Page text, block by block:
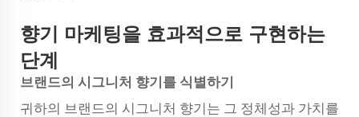
향기 마케팅을 효과적으로 구현하는
단계
브랜드의 시그니처 향기를 식별하기
귀하의 브랜드의 시그니처 향기는 그 정체성과 가치를